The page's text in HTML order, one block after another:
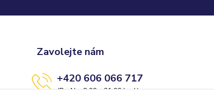
Zavolejte nám
+420 606 066 717
(Po-Ne, 9:00 - 21:00 hod.)